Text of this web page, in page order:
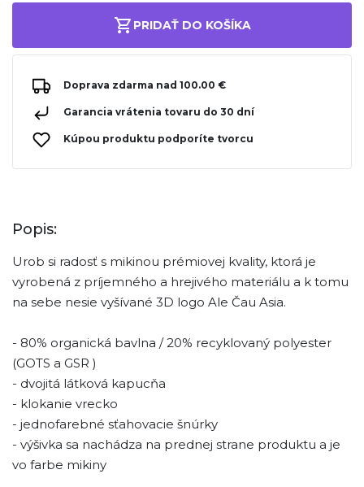
PRIDAŤ DO KOŠÍKA
Doprava zdarma nad 100.00 €
Garancia vrátenia tovaru do 30 dní
Kúpou produktu podporíte tvorcu
Popis:
Urob si radosť s mikinou prémiovej kvality, ktorá je
vyrobená z príjemného a hrejivého materiálu a k tomu
na sebe nesie vyšívané 3D logo Ale Čau Asia.
- 80% organická bavlna / 20% recyklovaný polyester
(GOTS a GSR )
- dvojitá látková kapucňa
- klokanie vrecko
- jednofarebné sťahovacie šnúrky
- výšivka sa nachádza na prednej strane produktu a je
vo farbe mikiny